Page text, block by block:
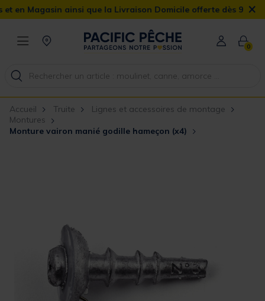
ainsi que la Livraison Domicile offerte dès 90€ ×
0
Accueil Truite
Lignes et accessoires de montage
Montures
Monture vairon manié godille hameçon (x4)